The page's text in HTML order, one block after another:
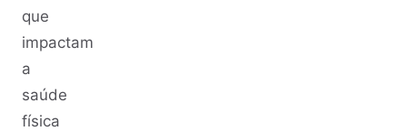
que
impactam
a
saúde
física